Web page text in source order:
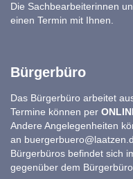
Die Sachbearbeiterinnen
einen Termin mit Ihnen.
Bürgerbüro
Das Bürgerbüro arbeitet
Termine können per
Andere Angelegenheiten
an
Bürgerbüros befindet sich
gegenüber dem Bürgerbüro.